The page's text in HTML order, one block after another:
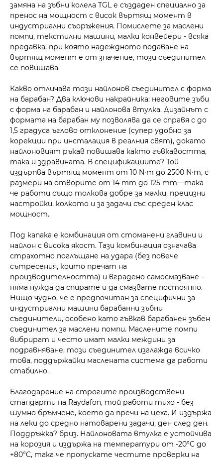
замяна на зъбни колела TGL е създаден специално за
пренос на мощност с висок въртящ момент в
индустриални съоръжения. Помислете за маслени
помпи, текстилни машини, малки конвейери - всяка
предавка, при която надеждното подаване на
въртящ момент е от значение, този съединител
се повишава.
Какво отличава този найлонов съединител с форма
на барабан? Два ключови накрайника: неговите зъби
с форма на барабан и найлонова втулка. Дизайнът с
формата на барабан му позволява да се справя с до
1,5 градуса ъглово отклонение (супер удобно за
корекции при инсталация в реалния свят), докато
найлоновият ръкав повишава както гъвкавостта,
така и здравината. В спецификациите? Той
издърпва въртящ момент от 10 N·m до 2500 N·m, с
размери на отворите от 14 mm до 125 mm—така
че работи също толкова добре за малки, прецизни
настройки, колкото и за задачи със среден клас
мощност.
Под капака е комбинация от стоманени главини и
найлон с висока якост. Тази комбинация означава
страхотно поглъщане на удара (без повече
сътресения, които пречат на
производителността) и вградено самосмазване -
няма нужда да спирате и да смазвате постоянно.
Нищо чудно, че е предпочитан за специфични за
индустриални машини барабанни зъбни
съединители, особено като гъвкав барабанен зъбен
съединител за маслени помпи. Маслените помпи
вибрират и често имат малки междини за
подравняване; този съединител изглажда всичко
това, поддържайки маслената система да работи
стабилно.
Благодарение на строгите производствени
стандарти на Raydafon, той работи тихо - без
шумно бръмчене, което да пречи на цеха. И издържа
на леки до средно натоварени задачи, ден след ден.
Поддръжка? бриз. Найлоновата втулка е устойчива
на корозия и издържа на температури от -20°C до
+80°C, така че пропускате честите проверки на